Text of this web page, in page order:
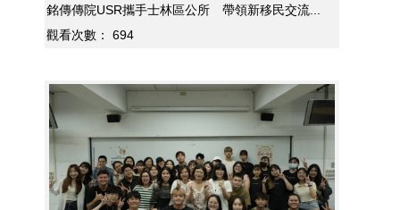
銘傳傳院USR攜手士林區公所 帶領新移民交流...
觀看次數：
694